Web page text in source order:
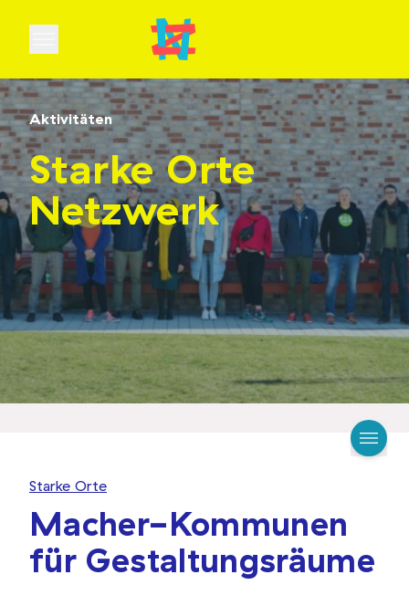
Open main menu
Aktivitäten
Starke Orte
Netzwerk
Starke Orte
Macher-Kommunen
für Gestaltungsräume